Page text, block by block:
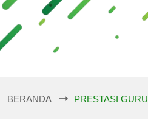
BERANDA PRESTASI GURU